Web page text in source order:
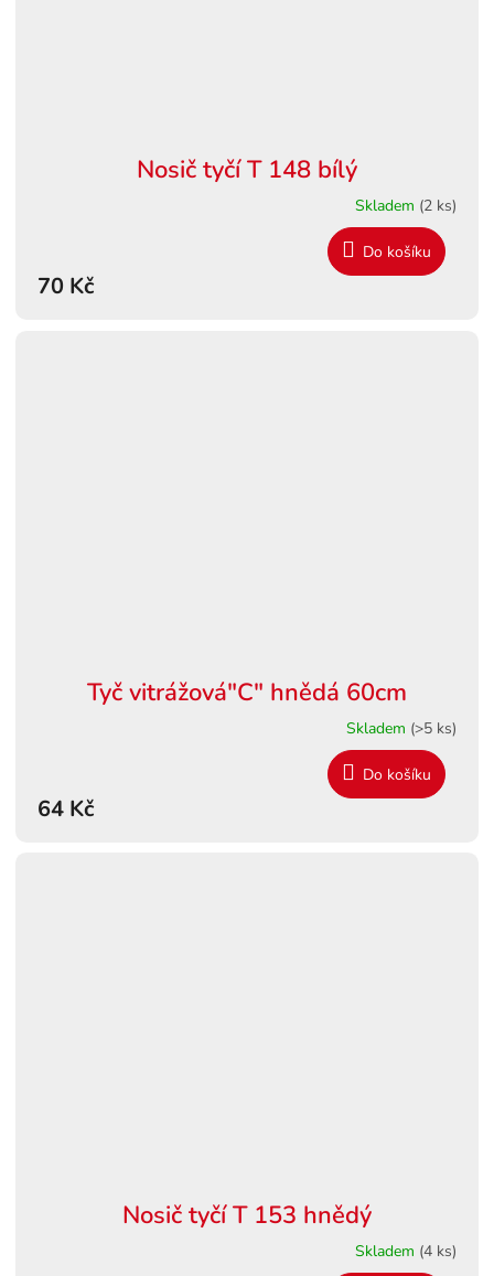
Nosič tyčí T 148 bílý
Skladem (2 ks)
70 Kč
Do košíku
Tyč vitrážová"C" hnědá 60cm
Skladem (>5 ks)
64 Kč
Do košíku
Nosič tyčí T 153 hnědý
Skladem (4 ks)